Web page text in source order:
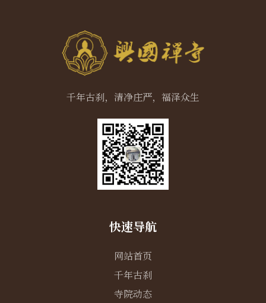
千年古刹，清净庄严，福泽众生
快速导航
网站首页
千年古刹
寺院动态